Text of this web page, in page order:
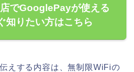
でGooglePayが使える
知りたい方はこちら
えする内容は、無制限WiFiの